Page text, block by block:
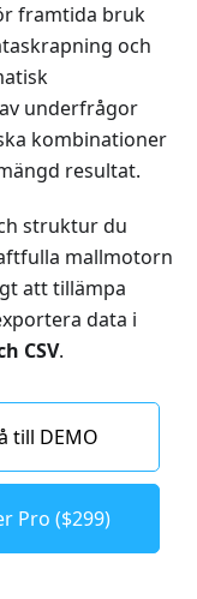
framtida bruk
och
underfrågor
kombinationer
resultat.
struktur du
mallmotorn
att tillämpa
data i
CSV.
till DEMO
Pro ($299)